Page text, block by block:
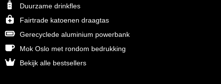
Duurzame drinkfles
Fairtrade katoenen draagtas
Gerecyclede aluminium powerbank
Mok Oslo met rondom bedrukking
Bekijk alle bestsellers